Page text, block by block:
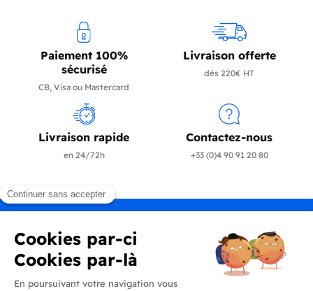
Paiement 100%
sécurisé
CB, Visa ou Mastercard
Livraison offerte
dès 220€ HT
Livraison rapide
en 24/72h
Contactez-nous
+33 (0)4 90 91 20 80